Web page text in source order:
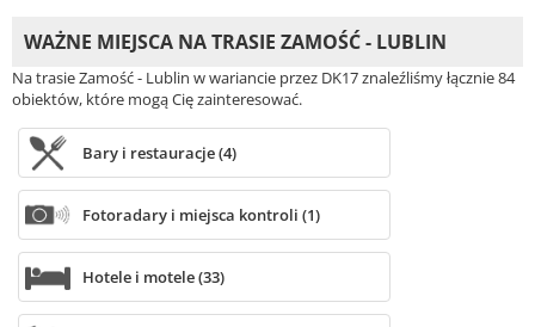
WAŻNE MIEJSCA NA TRASIE ZAMOŚĆ - LUBLIN
Na trasie Zamość - Lublin w wariancie przez DK17 znaleźliśmy łącznie 84
obiektów, które mogą Cię zainteresować.
Bary i restauracje (4)
Fotoradary i miejsca kontroli (1)
Hotele i motele (33)